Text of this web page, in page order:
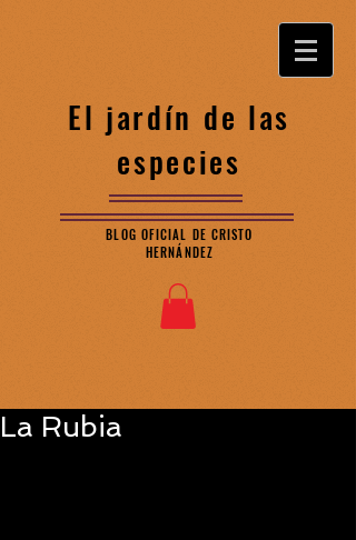
El jardín de las
especies
BLOG OFICIAL DE CRISTO
HERNÁNDEZ
La Rubia